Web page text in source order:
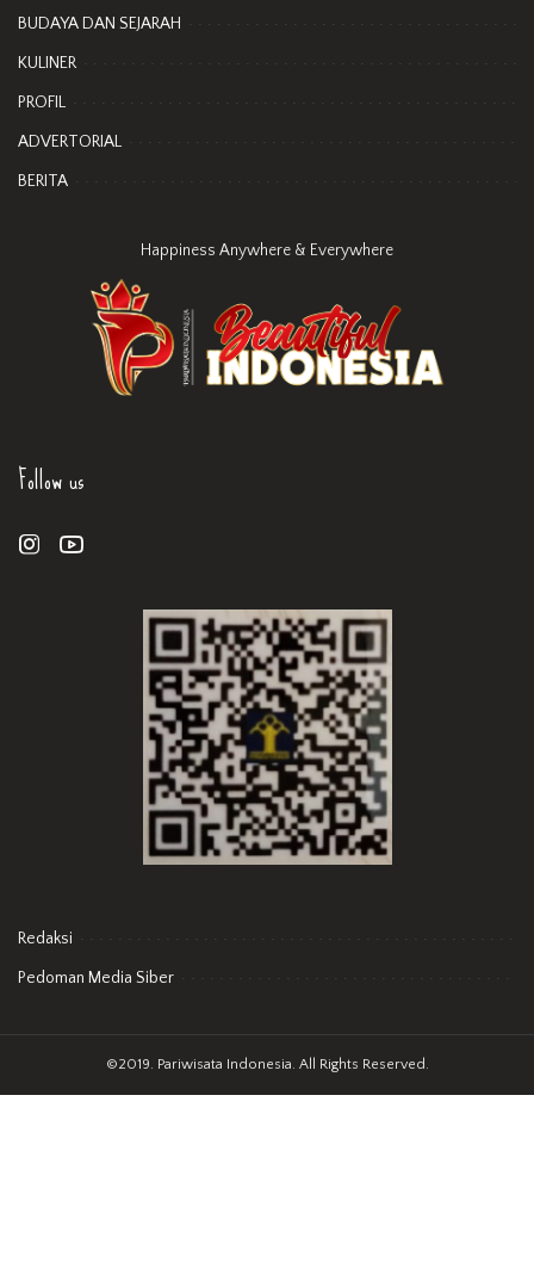
BUDAYA DAN SEJARAH
KULINER
PROFIL
ADVERTORIAL
BERITA
Happiness Anywhere & Everywhere
Follow us
Redaksi
Pedoman Media Siber
©2019. Pariwisata Indonesia. All Rights Reserved.